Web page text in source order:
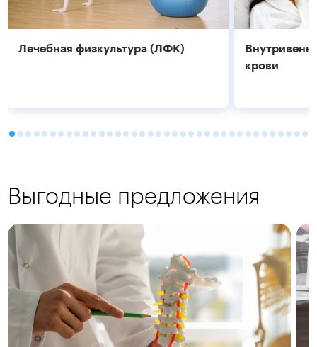
Лечебная физкультура (ЛФК)
Подробнее
крови
Подробнее
Выгодные предложения